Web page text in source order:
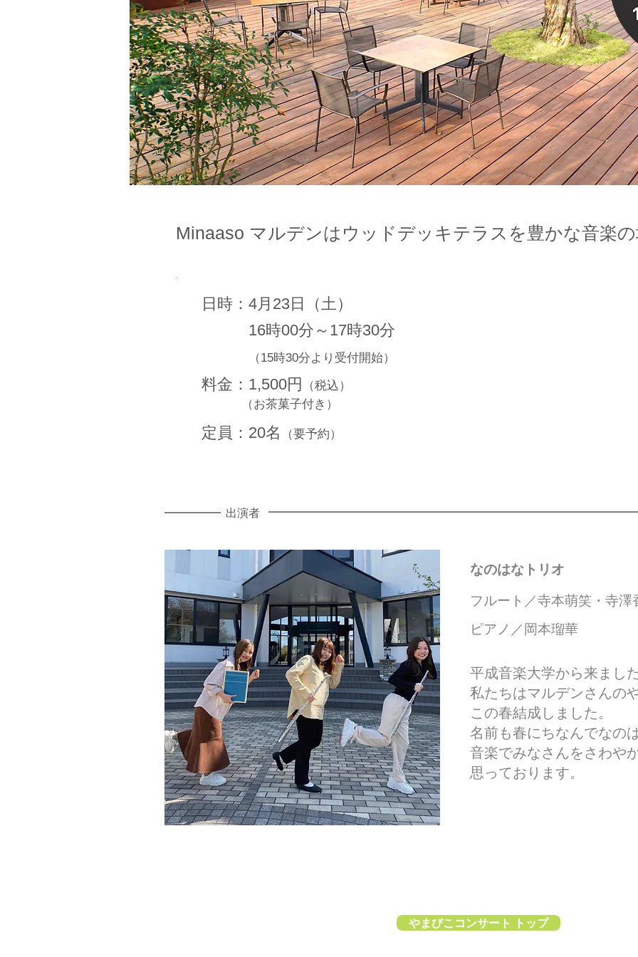
Minaaso マルデンはウッドデッキテラスを豊かな音楽
日時：4月23日（土）
16時00分～17時30分
（15時30分より受付開始）
料金：1,500円
（税込）
（お茶菓子付き）
定員：20名 （要予約）
出演者
なのはなトリオ
フルート／寺本萌笑・寺澤
ピアノ／岡本瑠華
平成音楽大学から来まし
私たちはマルデンさんの
この春結成しました。
名前も春にちなんでなの
音楽でみなさんをさわや
思っております。
やまびこコンサート トップ